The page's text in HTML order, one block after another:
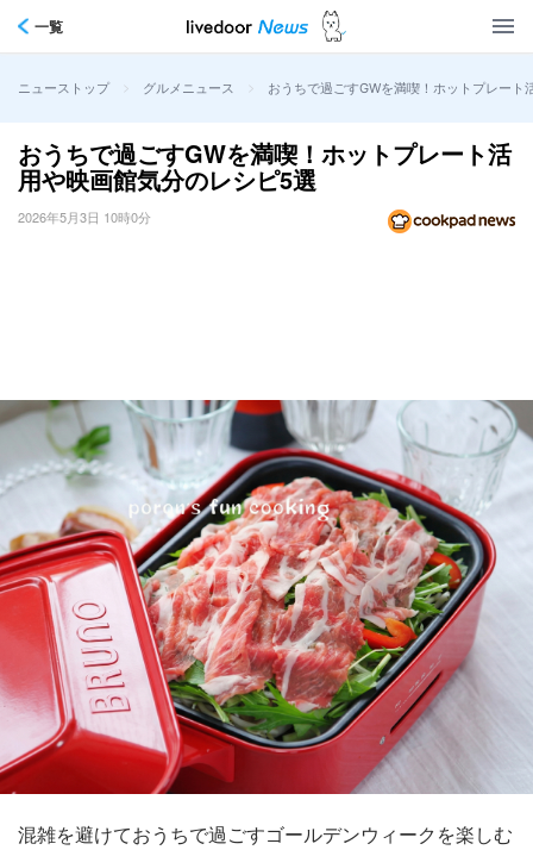
一覧
ニューストップ > グルメニュース > おうちで過ごすGWを満喫！ホットプレート
おうちで過ごすGWを満喫！ホットプレート活
用や映画館気分のレシピ5選
2026年5月3日 10時0分
混雑を避けておうちで過ごすゴールデンウィークを楽しむ